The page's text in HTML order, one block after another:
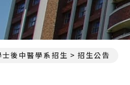
士後中醫學系招生 招生公告